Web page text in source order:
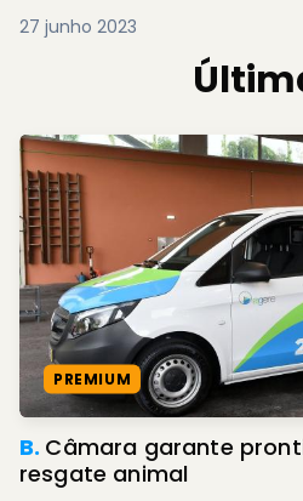
27 junho 2023
PREMIUM
B. Câmara garante
resgate animal